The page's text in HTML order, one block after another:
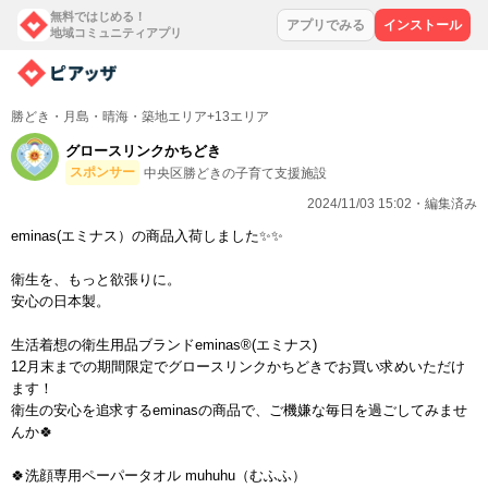
無料ではじめる！
地域コミュニティアプリ
アプリでみる インストール
勝どき・月島・晴海・築地エリア+13エリア
グロースリンクかちどき
スポンサー 中央区勝どきの子育て支援施設
2024/11/03 15:02・編集済み
eminas(エミナス）の商品入荷しました✨✨
衛生を、もっと欲張りに。
安心の日本製。
生活着想の衛生用品ブランドeminas®︎(エミナス)
12月末までの期間限定でグロースリンクかちどきでお買い求めいただけ
ます！
衛生の安心を追求するeminasの商品で、ご機嫌な毎日を過ごしてみませ
んか🍀
🍀洗顔専用ペーパータオル muhuhu（むふふ）